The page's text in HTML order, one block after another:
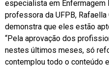
especialista em Enfermagem
professora da UFPB, Rafaella
demonstra que eles estão
“Pela aprovação dos
nestes últimos meses, só
contemplou todo o conteúdo